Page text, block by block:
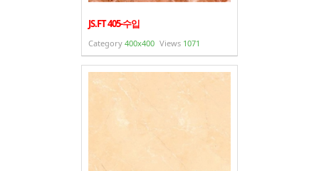
JS.FT 405-수입
Category 400x400 Views 1071